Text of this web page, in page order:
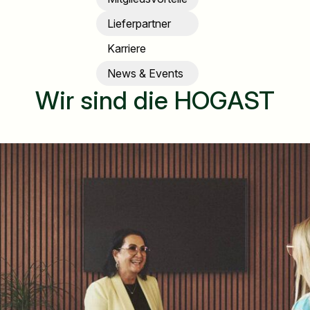
Lieferpartner
Karriere
News & Events
Wir sind die HOGAST